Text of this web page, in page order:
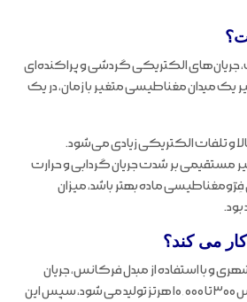
جریان‌های الکتریکی گردشی و پراکنده‌ای
یک میدان مغناطیسی متغیر با زمان، در یک
بالا و تلفات الکتریکی زیادی می‌شود.
مستقیمی بر شدت جریان گردابی و حرارت
ماده بهتر باشد، میزان
می کند؟
شهری و با استفاده از مبدل فرکانس، جریان
بیش از ۱,۰۰۰ آمپر با فرکانس ۳۰۰ تا ۱۰,۰۰۰ هرتز تولید می شود، سپس این